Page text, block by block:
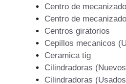
Centro de
Centro de
Centros giratorios
Cepillos mecanicos
Ceramica tig
Cilindradoras
Cilindradoras